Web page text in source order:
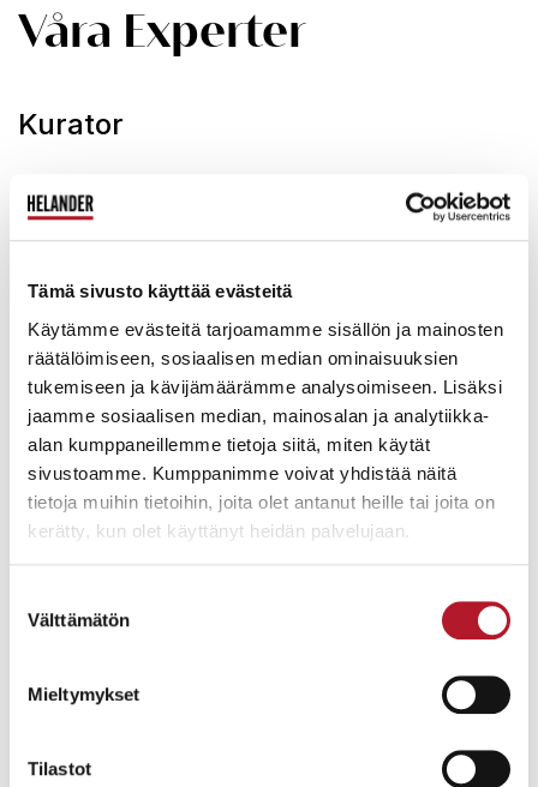
Tämä sivusto käyttää evästeitä
Käytämme evästeitä tarjoamamme sisällön ja mainosten
räätälöimiseen, sosiaalisen median ominaisuuksien
tukemiseen ja kävijämäärämme analysoimiseen. Lisäksi
jaamme sosiaalisen median, mainosalan ja analytiikka-
alan kumppaneillemme tietoja siitä, miten käytät
sivustoamme. Kumppanimme voivat yhdistää näitä
tietoja muihin tietoihin, joita olet antanut heille tai joita on
kerätty, kun olet käyttänyt heidän palvelujaan.
valinta
Välttämätön
Mieltymykset
Tilastot
Våra Experter
Kurator
Mika Sirén
CEO, Broker, Entrepreneur
Hanne Siekkinen
Head Curator, shareholder
Petri Parikka
Curator, Broker
Aki Syrjäläinen
Curator, Photographer